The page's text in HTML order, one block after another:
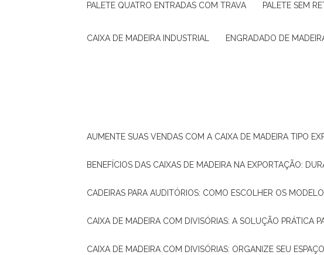
PALETE QUATRO ENTRADAS COM TRAVA PALETE SEM
CAIXA DE MADEIRA INDUSTRIAL ENGRADADO DE
AUMENTE SUAS VENDAS COM A CAIXA DE MADEIRA TIPO
BENEFÍCIOS DAS CAIXAS DE MADEIRA NA EXPORTAÇÃO:
CADEIRAS PARA AUDITÓRIOS: COMO ESCOLHER OS
CAIXA DE MADEIRA COM DIVISÓRIAS: A SOLUÇÃO PRÁTICA
CAIXA DE MADEIRA COM DIVISÓRIAS: ORGANIZE SEU